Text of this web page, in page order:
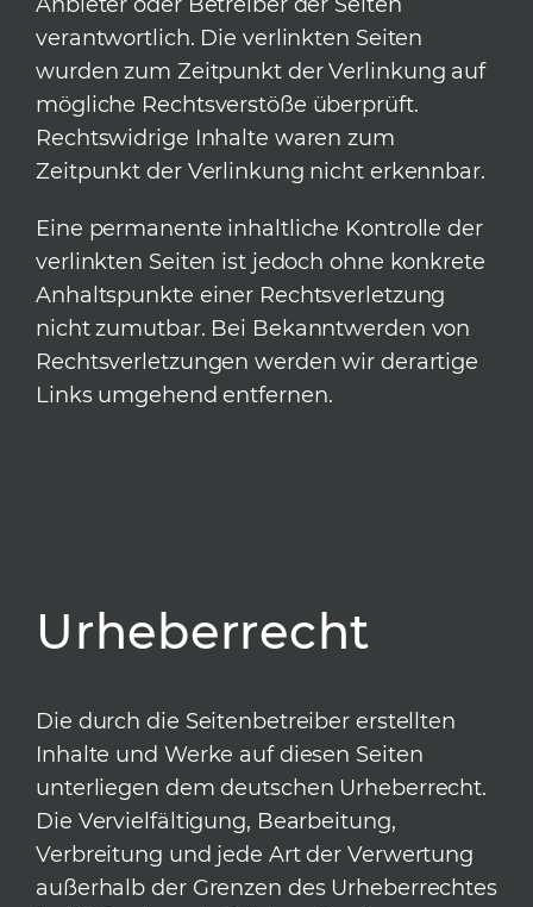
verantwortlich. Die verlinkten Seiten
wurden zum Zeitpunkt der Verlinkung auf
mögliche Rechtsverstöße überprüft.
Rechtswidrige Inhalte waren zum
Zeitpunkt der Verlinkung nicht erkennbar.
Eine permanente inhaltliche Kontrolle der
verlinkten Seiten ist jedoch ohne konkrete
Anhaltspunkte einer Rechtsverletzung
nicht zumutbar. Bei Bekanntwerden von
Rechtsverletzungen werden wir derartige
Links umgehend entfernen.
Urheberrecht
Die durch die Seitenbetreiber erstellten
Inhalte und Werke auf diesen Seiten
unterliegen dem deutschen Urheberrecht.
Die Vervielfältigung, Bearbeitung,
Verbreitung und jede Art der Verwertung
außerhalb der Grenzen des Urheberrechtes